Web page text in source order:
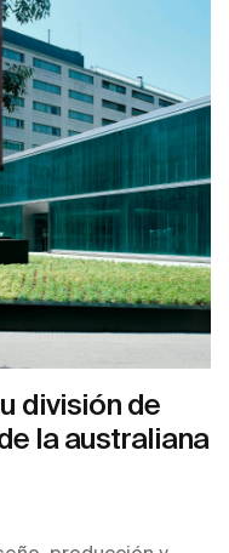
división de
la australiana